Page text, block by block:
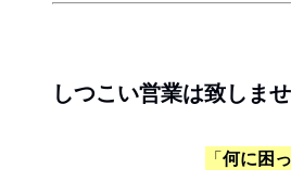
しつこい営業は致しま
「何に困